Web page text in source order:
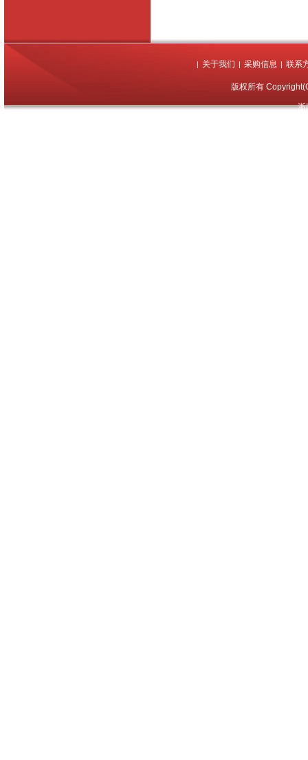
| 关于我们 | 采购信息 | 联系
版权所有
浙